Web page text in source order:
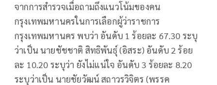
จากการสำรวจเมื่อถามถึงแนวโน้มของคน
กรุงเทพมหานครในการเลือกผู้ว่าราชการ
กรุงเทพมหานคร พบว่า อันดับ 1 ร้อยละ 67.30 ระบุ
ว่าเป็น นายชัชชาติ สิทธิพันธุ์ (อิสระ) อันดับ 2 ร้อย
ละ 10.20 ระบุว่า ยังไม่แน่ใจ อันดับ 3 ร้อยละ 8.20
ระบุว่าเป็น นายชัยวัฒน์ สถาวรวิจิตร (พรรค